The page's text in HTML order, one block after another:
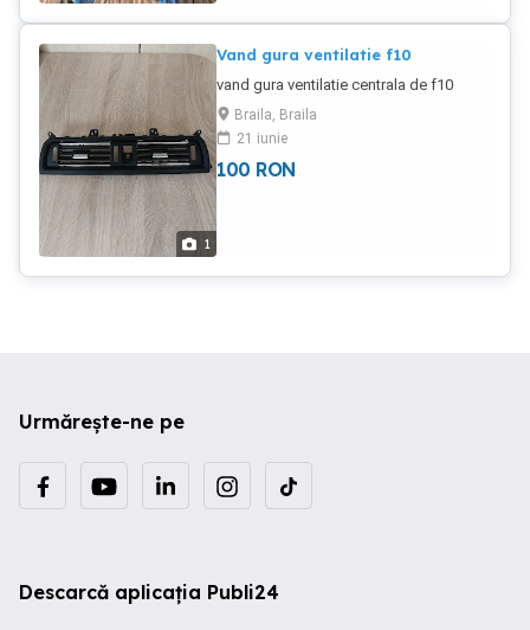
1
Vand gura ventilatie f10
vand gura ventilatie centrala de f10
Braila, Braila
21 iunie
100 RON
Urmărește-ne pe
Descarcă aplicația Publi24